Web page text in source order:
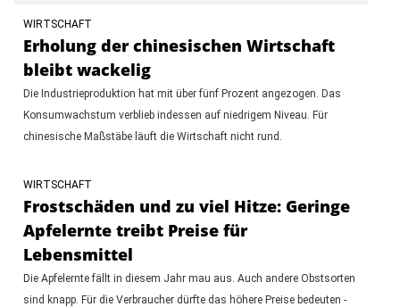
WIRTSCHAFT
Erholung der chinesischen Wirtschaft
bleibt wackelig
Die Industrieproduktion hat mit über fünf Prozent angezogen. Das
Konsumwachstum verblieb indessen auf niedrigem Niveau. Für
chinesische Maßstäbe läuft die Wirtschaft nicht rund.
WIRTSCHAFT
Frostschäden und zu viel Hitze: Geringe
Apfelernte treibt Preise für
Lebensmittel
Die Apfelernte fällt in diesem Jahr mau aus. Auch andere Obstsorten
sind knapp. Für die Verbraucher dürfte das höhere Preise bedeuten -